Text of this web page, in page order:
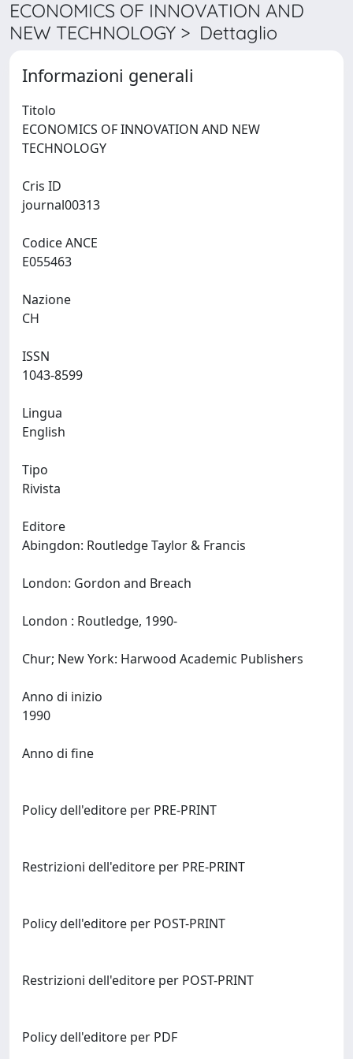
ECONOMICS OF INNOVATION AND
NEW TECHNOLOGY > Dettaglio
Informazioni generali
Titolo
ECONOMICS OF INNOVATION AND NEW
Cris ID
Codice ANCE
Nazione
ISSN
Lingua
Tipo
Rivista
Editore
Abingdon: Routledge Taylor & Francis
London: Gordon and Breach
London : Routledge, 1990-
Anno di inizio
Anno di fine
Policy dell'editore per PRE-PRINT
Restrizioni dell'editore per PRE-PRINT
Policy dell'editore per POST-PRINT
Restrizioni dell'editore per POST-PRINT
Policy dell'editore per PDF